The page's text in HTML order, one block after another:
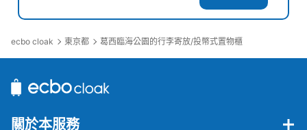
ecbo cloak 東京都 葛西臨海公園的行李寄放/投幣式置物櫃
關於本服務